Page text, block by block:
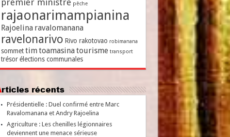
premier ministre pêche
rajaonarimampianina
Rajoelina ravalomanana
ravelonarivo Rivo rakotovao robimanana
sommet timtoamasinatourisme transport
trésor élections communales
Articles récents
Présidentielle : Duel confirmé entre Marc
Ravalomanana et Andry Rajoelina
Agriculture : Les chenilles légionnaires
deviennent une menace sérieuse